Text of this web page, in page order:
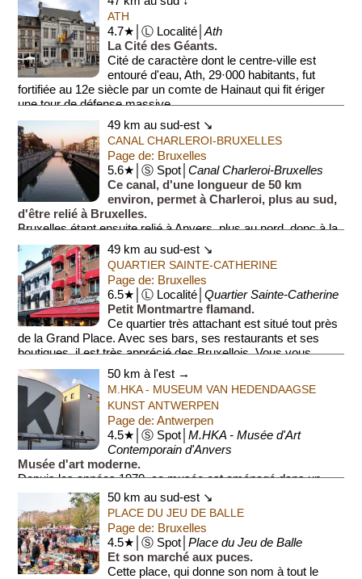
ATH
4.7★│Ⓛ Localité│Ath
La Cité des Géants.
Cité de caractère dont le centre-ville est
entouré d'eau, Ath, 29·000 habitants, fut
fortifiée au 12e siècle par un comte de Hainaut qui fit ériger
une tour de défense massive ...
49 km au sud-est ↘
CANAL CHARLEROI-BRUXELLES
Page de: Bruxelles
5.6★│Ⓢ Spot│Canal Charleroi-Bruxelles
Ce canal, d'une longueur de 50 km
environ, permet à Charleroi, plus au sud,
d'être relié à Bruxelles.
Bruxelles étant ensuite relié à Anvers, plus au nord, donc à la
Mer du Nord, par un autre ca...
49 km au sud-est ↘
QUARTIER SAINTE-CATHERINE
Page de: Bruxelles
6.5★│Ⓛ Localité│Quartier Sainte-Catherine
Petit Montmartre flamand.
Ce quartier très attachant est situé tout près
de la Grand Place. Avec ses bars, ses restaurants et ses
boutiques, il est très apprécié des Bruxellois. Vous vous
trouvez da...
50 km à l'est →
M.HKA - MUSEUM VAN HEDENDAAGSE
KUNST ANTWERPEN
Page de: Antwerpen
4.5★│Ⓢ Spot│M.HKA - Musée d'Art
Contemporain d'Anvers
Musée d'art moderne.
Depuis les années 1970, ce musée est aménagé dans un
ancien silo à grains. Il expose des œuvres d'artistes belges et
étrangers. Une partie de l'exposition est en accès libre (a...
50 km au sud-est ↘
PLACE DU JEU DE BALLE
Page de: Bruxelles
4.5★│Ⓢ Spot│Place du Jeu de Balle
Et son marché aux puces.
Cette place, qui donne son nom à tout le